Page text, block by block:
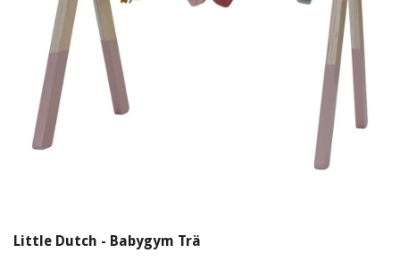
Little Dutch - Babygym Trä